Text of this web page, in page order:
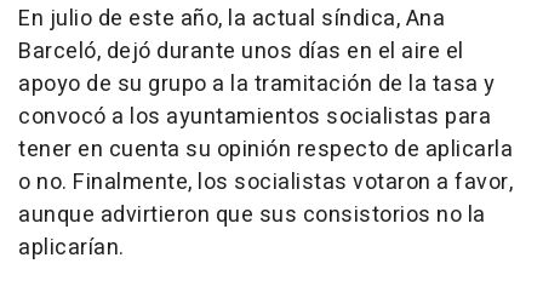
En julio de este año, la actual síndica, Ana
Barceló, dejó durante unos días en el aire el
apoyo de su grupo a la tramitación de la tasa y
convocó a los ayuntamientos socialistas para
tener en cuenta su opinión respecto de aplicarla
o no. Finalmente, los socialistas votaron a favor,
aunque advirtieron que sus consistorios no la
aplicarían.